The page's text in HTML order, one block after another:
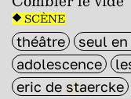
SCÈNE
théâtre seul
adolescence
eric de staercke